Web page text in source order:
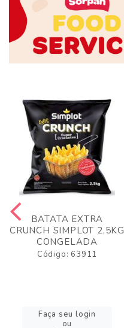
BATATA EXTRA
CRUNCH SIMPLOT 2,5KG
CONGELADA
Código: 63911
Faça seu login
ou